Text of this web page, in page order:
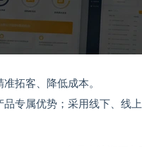
拓客、降低成本。
品专属优势；采用线下、线